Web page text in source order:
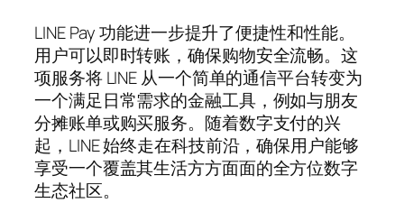
LINE Pay 功能进一步提升了便捷性和性能。
用户可以即时转账，确保购物安全流畅。这
项服务将 LINE 从一个简单的通信平台转变为
一个满足日常需求的金融工具，例如与朋友
分摊账单或购买服务。随着数字支付的兴
起，LINE 始终走在科技前沿，确保用户能够
享受一个覆盖其生活方方面面的全方位数字
生态社区。